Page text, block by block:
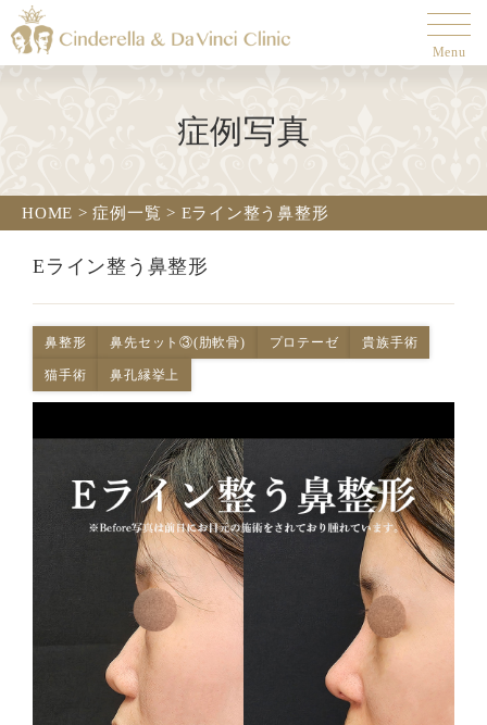
Menu
症例写真
HOME >症例一覧 > Eライン整う鼻整形
Eライン整う鼻整形
鼻整形 鼻先セット③(肋軟骨) プロテーゼ 貴族手術
猫手術 鼻孔縁挙上